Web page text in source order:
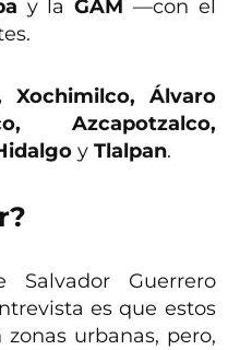
y la GAM —con el
Xochimilco, Álvaro
Azcapotzalco,
y Tlalpan.
Guerrero
es que estos
urbanas, pero,